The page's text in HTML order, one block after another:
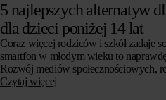
5 najlepszych alternatyw
dla dzieci poniżej 14 lat
Coraz więcej rodziców i szkół zadaje
smartfon w młodym wieku to
Rozwój mediów społecznościowych,
spędzany przed ekranem i obawy o
Czytaj więcej